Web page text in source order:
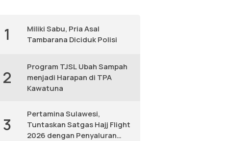
1
Miliki Sabu, Pria Asal
Tambarana Diciduk Polisi
2
Program TJSL Ubah Sampah
menjadi Harapan di TPA
Kawatuna
3
Pertamina Sulawesi,
Tuntaskan Satgas Hajj Flight
2026 dengan Penyaluran